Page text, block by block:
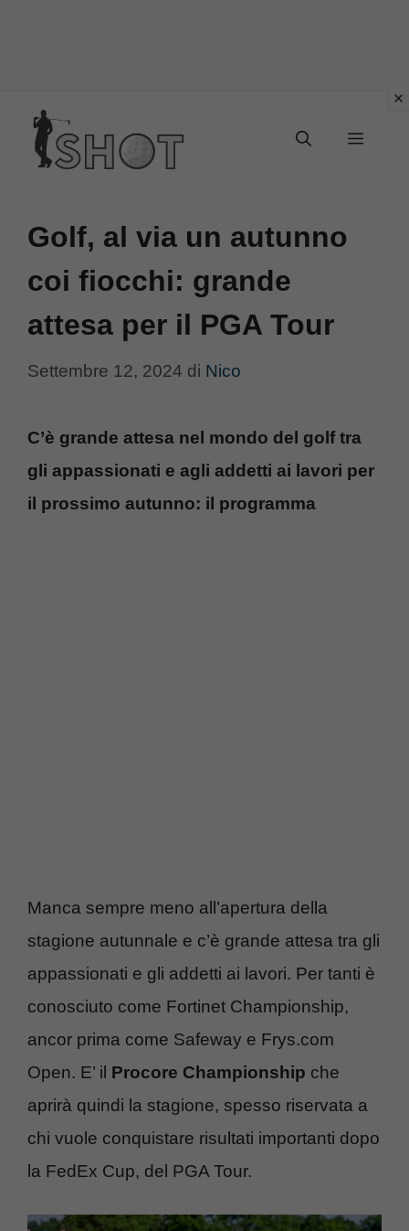
contenuto
Menu
Golf, al via un autunno
coi fiocchi: grande
attesa per il PGA Tour
Settembre 12, 2024 di Nico
C’è grande attesa nel mondo del golf tra
gli appassionati e agli addetti ai lavori per
il prossimo autunno: il programma
Manca sempre meno all’apertura della
stagione autunnale e c’è grande attesa tra gli
appassionati e gli addetti ai lavori. Per tanti è
conosciuto come Fortinet Championship,
ancor prima come Safeway e Frys.com
Open. E’ il Procore Championship che
aprirà quindi la stagione, spesso riservata a
chi vuole conquistare risultati importanti dopo
la FedEx Cup, del PGA Tour.